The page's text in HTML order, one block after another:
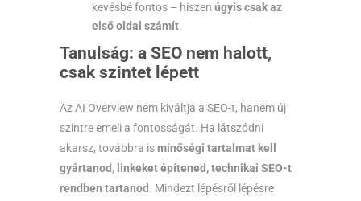
kevésbé fontos – hiszen úgyis csak az
első oldal számít.
Tanulság: a SEO nem halott,
csak szintet lépett
Az AI Overview nem kiváltja a SEO-t, hanem új
szintre emeli a fontosságát. Ha látszódni
akarsz, továbbra isminőségi tartalmat kell
gyártanod, linkeket építened, technikai SEO-t
rendben tartanod . Mindezt lépésről lépésre